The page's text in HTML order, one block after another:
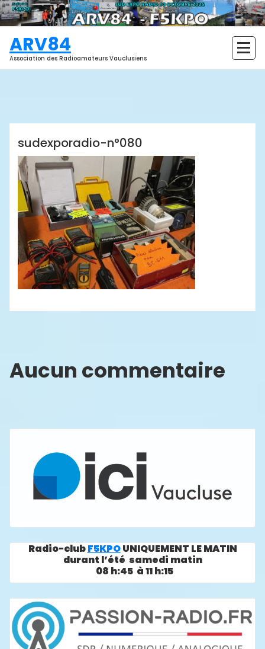
Aller
au
contenu
ARV84
Association des Radioamateurs Vauclusiens
sudexporadio-n°080
Aucun commentaire
Radio-clubF5KPOUNIQUEMENT LE MATIN
durant l’été samedi matin
08 h:45 à 11 h:15